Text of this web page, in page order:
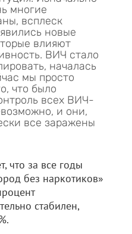
многие
всплеск
новые
влияют
ВИЧ стало
началась
мы просто
что было
всех ВИЧ-
и они,
все заражены
что за все годы
без наркотиков»
стабилен,